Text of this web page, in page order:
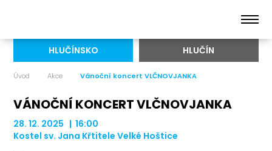
HLUČÍNSKO HLUČÍN
Úvod Akce Vánoční koncert VLČNOVJANKA
VÁNOČNÍ KONCERT VLČNOVJANKA
28. 12. 2025 | 16:00
Kostel sv. Jana Křtitele Velké Hoštice